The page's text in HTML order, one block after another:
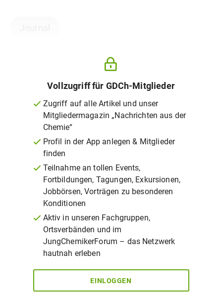
Vollzugriff für GDCh-Mitglieder
Zugriff auf alle Artikel und unser
Mitgliedermagazin „Nachrichten aus der
Chemie“
Profil in der App anlegen & Mitglieder
finden
Teilnahme an tollen Events,
Fortbildungen, Tagungen, Exkursionen,
Jobbörsen, Vorträgen zu besonderen
Konditionen
Aktiv in unseren Fachgruppen,
Ortsverbänden und im
JungChemikerForum – das Netzwerk
hautnah erleben
EINLOGGEN